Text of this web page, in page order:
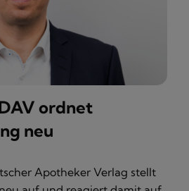
ordnet
neu
Apotheker Verlag stellt